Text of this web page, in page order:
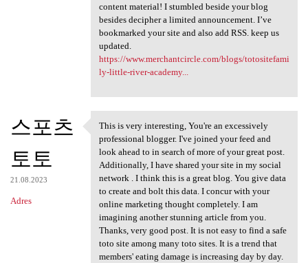
content material! I stumbled beside your blog
besides decipher a limited announcement. I’ve
bookmarked your site and also add RSS. keep us
updated.
https://www.merchantcircle.com/blogs/totositefami
ly-little-river-academy...
스포츠
토토
21.08.2023
Adres
This is very interesting, You
This is very interesting, You're an excessively
professional blogger. I've joined your feed and
look ahead to in search of more of your great post.
Additionally, I have shared your site in my social
network . I think this is a great blog. You give data
to create and bolt this data. I concur with your
online marketing thought completely. I am
imagining another stunning article from you.
Thanks, very good post. It is not easy to find a safe
toto site among many toto sites. It is a trend that
members' eating damage is increasing day by day.